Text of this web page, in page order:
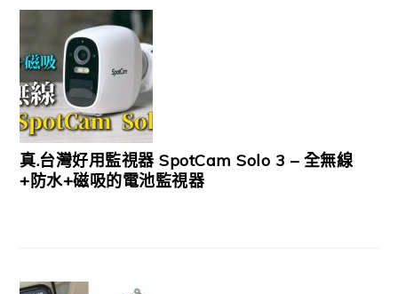
真.台灣好用監視器 SpotCam Solo 3 – 全無線
+防水+磁吸的電池監視器